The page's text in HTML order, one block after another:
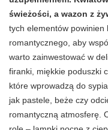
świeżości, a wazon z
tych elementów powinien
romantycznego, aby
warto zainwestować w
firanki, miękkie poduszki
które wprowadzą do
jak pastele, beże czy
romantyczną atmosferę.